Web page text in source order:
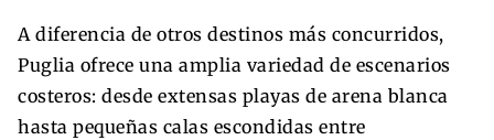
A diferencia de otros destinos más concurridos,
Puglia ofrece una amplia variedad de escenarios
costeros: desde extensas playas de arena blanca
hasta pequeñas calas escondidas entre